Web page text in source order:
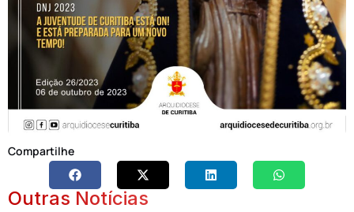
Compartilhe
Outras Notícias